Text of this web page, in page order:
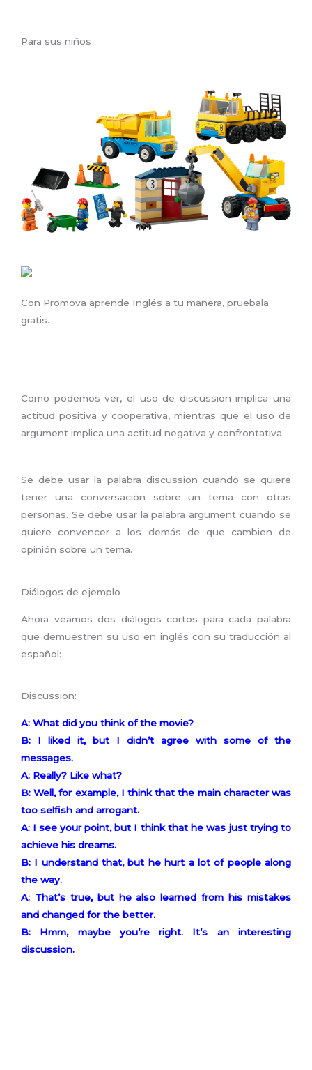
Para sus niños
Con Promova aprende Inglés a tu manera, pruebala
gratis.
Como podemos ver, el uso de discussion implica una
actitud positiva y cooperativa, mientras que el uso de
argument implica una actitud negativa y confrontativa.
Se debe usar la palabra discussion cuando se quiere
tener una conversación sobre un tema con otras
personas. Se debe usar la palabra argument cuando se
quiere convencer a los demás de que cambien de
opinión sobre un tema.
Diálogos de ejemplo
Ahora veamos dos diálogos cortos para cada palabra
que demuestren su uso en inglés con su traducción al
español:
Discussion:
A: What did you think of the movie?
B: I liked it, but I didn’t agree with some of the
messages.
A: Really? Like what?
B: Well, for example, I think that the main character was
too selfish and arrogant.
A: I see your point, but I think that he was just trying to
achieve his dreams.
B: I understand that, but he hurt a lot of people along
the way.
A: That’s true, but he also learned from his mistakes
and changed for the better.
B: Hmm, maybe you’re right. It’s an interesting
discussion.